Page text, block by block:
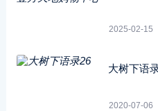
2025-02-15
大树下语
2020-07-06